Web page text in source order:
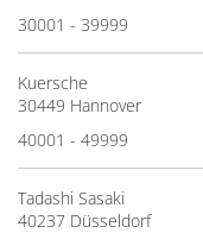
30001 - 39999
Kuersche
30449 Hannover
40001 - 49999
Tadashi Sasaki
40237 Düsseldorf